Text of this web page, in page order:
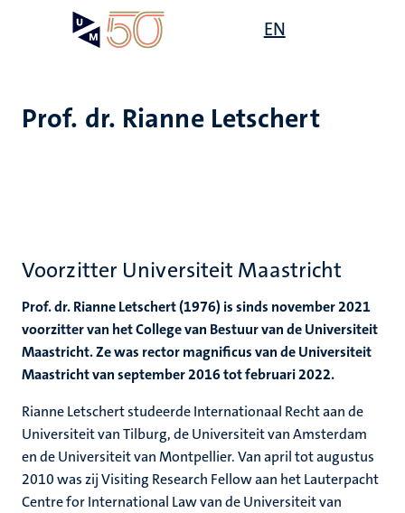
gaan
EN
Prof. dr. Rianne Letschert
Voorzitter Universiteit Maastricht
Prof. dr. Rianne Letschert (1976) is sinds november 2021
voorzitter van het College van Bestuur van de Universiteit
Maastricht. Ze was rector magnificus van de Universiteit
Maastricht van september 2016 tot februari 2022.
Rianne Letschert studeerde Internationaal Recht aan de
Universiteit van Tilburg, de Universiteit van Amsterdam
en de Universiteit van Montpellier. Van april tot augustus
2010 was zij Visiting Research Fellow aan het Lauterpacht
Centre for International Law van de Universiteit van